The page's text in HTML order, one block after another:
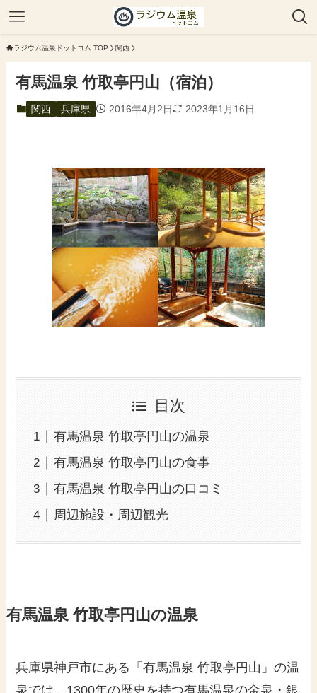
ラジウム温泉ドットコム TOP 関西
有馬温泉 竹取亭円山（宿泊）
関西 兵庫県 2016年4月2日 2023年1月16日
目次
有馬温泉 竹取亭円山の温泉
有馬温泉 竹取亭円山の食事
有馬温泉 竹取亭円山の口コミ
周辺施設・周辺観光
有馬温泉 竹取亭円山の温泉
兵庫県神戸市にある「有馬温泉 竹取亭円山」の温
泉では、1300年の歴史を持つ有馬温泉の金泉・銀